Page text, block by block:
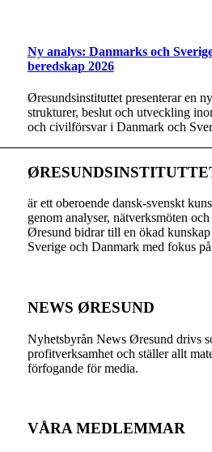
Ny analys: Danmarks och
beredskap 2026
Øresundsinstituttet presenterar en
strukturer, beslut och utveckling
och civilförsvar i Danmark och
är ett oberoende dansk-svenskt
genom analyser, nätverksmöten
Øresund bidrar till en ökad
Sverige och Danmark med fokus
NEWS ØRESUND
Nyhetsbyrån News Øresund drivs
profitverksamhet och ställer allt
förfogande för media.
VÅRA MEDLEMMAR